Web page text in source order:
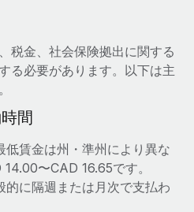
・管理
ディに設立
税金、社会保険拠出に関する
る必要があります。以下は主
間
低賃金は州・準州により異な
〜CAD 16.65です。
的に隔週または月次で支払わ